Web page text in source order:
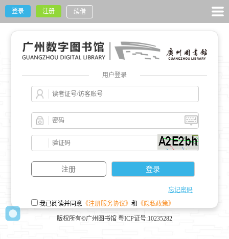
用户登录
忘记密码
我已阅读并同意《注册服务协议》 和 《隐私政策》
登录 注册 续借
版权所有©广州图书馆 粤ICP证号:10235282